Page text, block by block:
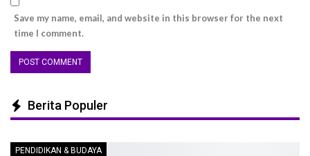
Save my name, email, and website in this browser for the next
time I comment.
Berita Populer
PENDIDIKAN & BUDAYA